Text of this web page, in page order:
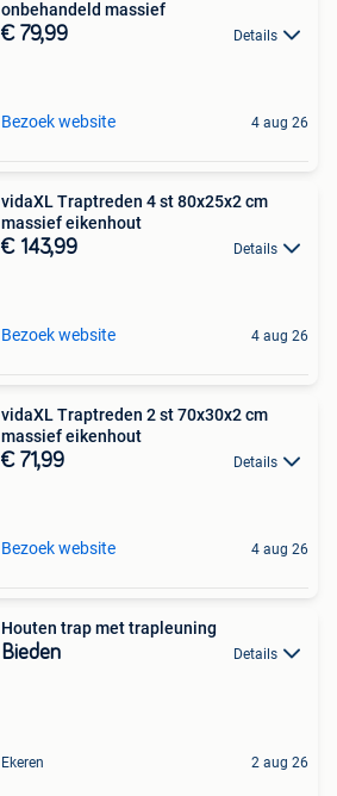
onbehandeld massief
€ 79,99 Details
Bezoek website 4 aug 26
vidaXL Traptreden 4 st 80x25x2 cm
massief eikenhout
€ 143,99 Details
Bezoek website 4 aug 26
vidaXL Traptreden 2 st 70x30x2 cm
massief eikenhout
€ 71,99 Details
Bezoek website 4 aug 26
Houten trap met trapleuning
Bieden Details
Ekeren 2 aug 26